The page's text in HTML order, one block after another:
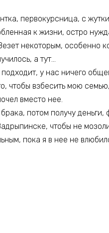
первокурсница, с
к жизни, остро
некоторым, особенно
а тут…
у нас ничего
чтобы взбесить мою
вместо нее.
потом получу
чтобы не
пока я в нее не